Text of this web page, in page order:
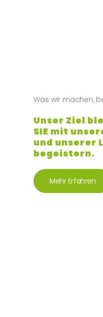
Was wir machen,
Unser Ziel
SIE mit
und unserer
begeistern.
Mehr Erfahren